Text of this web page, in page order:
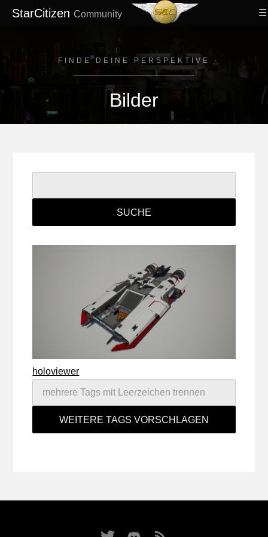
StarCitizen Community
FINDE DEINE PERSPEKTIVE
Bilder
holoviewer